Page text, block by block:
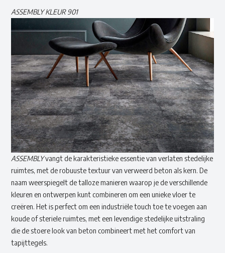
ASSEMBLY KLEUR 901
ASSEMBLYvangt de karakteristieke essentie van verlaten stedelijke
ruimtes, met de robuuste textuur van verweerd beton als kern. De
naam weerspiegelt de talloze manieren waarop je de verschillende
kleuren en ontwerpen kunt combineren om een unieke vloer te
creëren. Het is perfect om een industriële touch toe te voegen aan
koude of steriele ruimtes, met een levendige stedelijke uitstraling
die de stoere look van beton combineert met het comfort van
tapijttegels.